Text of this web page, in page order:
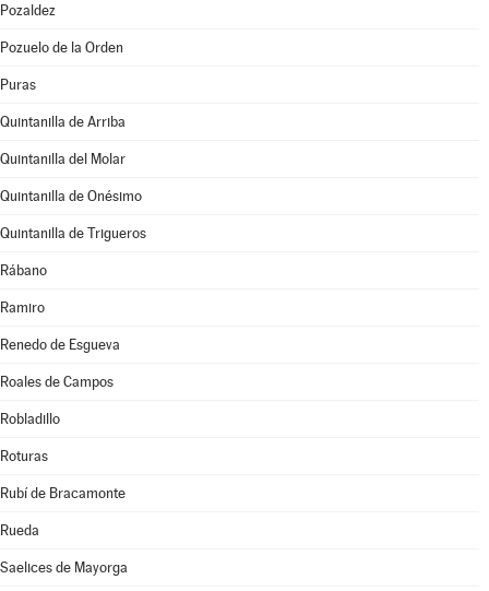
Pozaldez
Pozuelo de la Orden
Puras
Quintanilla de Arriba
Quintanilla del Molar
Quintanilla de Onésimo
Quintanilla de Trigueros
Rábano
Ramiro
Renedo de Esgueva
Roales de Campos
Robladillo
Roturas
Rubí de Bracamonte
Rueda
Saelices de Mayorga